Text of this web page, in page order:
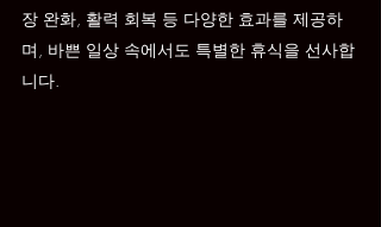
장 완화, 활력 회복 등 다양한 효과를 제공하
며, 바쁜 일상 속에서도 특별한 휴식을 선사합
니다.